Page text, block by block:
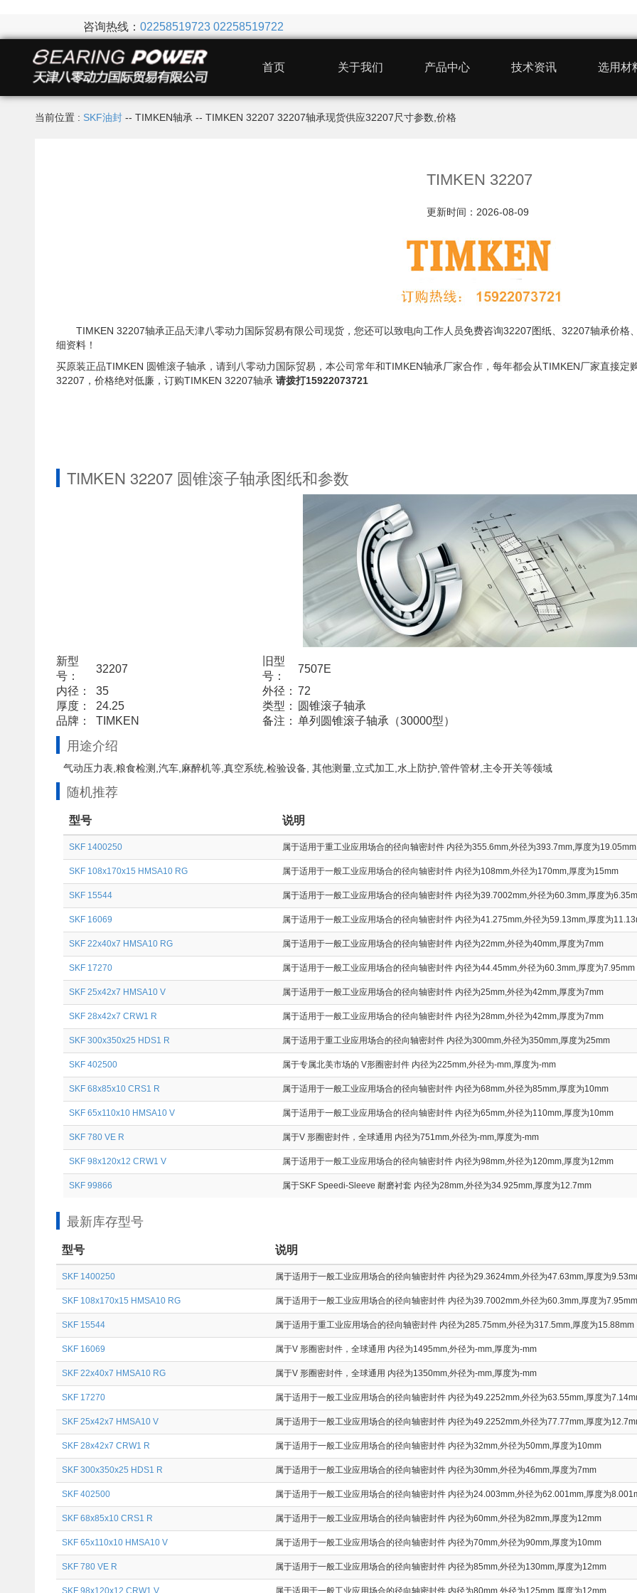
咨询热线： 02258519723 02258519722
首页 关于我们 产品中心 技术资讯 选用材
当前位置 : SKF油封-- TIMKEN轴承 -- TIMKEN 32207 32207轴承现货供应32207尺寸参数,价格
TIMKEN 32207
更新时间：2026-08-09
TIMKEN 32207轴承正品天津八零动力国际贸易有限公司现货，您还可以致电向工作人员免费咨询32207图纸、32207轴承价
细资料！
买原装正品TIMKEN 圆锥滚子轴承，请到八零动力国际贸易，本公司常年和TIMKEN轴承厂家合作，每年都会从TIMKEN厂家直接
32207，价格绝对低廉，订购TIMKEN 32207轴承 请拨打15922073721
TIMKEN 32207 圆锥滚子轴承图纸和参数
新型
号：
32207
旧型
号：
7507E
内径：
35 外径： 72
厚度：
24.25 类型：
圆锥滚子轴承
品牌：
TIMKEN 备注： 单列圆锥滚子轴承（30000型）
用途介绍
气动压力表,粮食检测,汽车,麻醉机等,真空系统,检验设备, 其他测量,立式加工,水上防护,管件管材,主令开关等领域
随机推荐
型号 说明
SKF 1400250 属于适用于重工业应用场合的径向轴密封件 内径为355.6mm,外径为393.7mm,厚度为19.05mm
SKF 108x170x15 HMSA10 RG 属于适用于一般工业应用场合的径向轴密封件 内径为108mm,外径为170mm,厚度为15mm
SKF 15544 属于适用于一般工业应用场合的径向轴密封件 内径为39.7002mm,外径为60.3mm,厚度为
SKF 16069 属于适用于一般工业应用场合的径向轴密封件 内径为41.275mm,外径为59.13mm,厚度为
SKF 22x40x7 HMSA10 RG 属于适用于一般工业应用场合的径向轴密封件 内径为22mm,外径为40mm,厚度为7mm
SKF 17270 属于适用于一般工业应用场合的径向轴密封件 内径为44.45mm,外径为60.3mm,厚度为7.95mm
SKF 25x42x7 HMSA10 V 属于适用于一般工业应用场合的径向轴密封件 内径为25mm,外径为42mm,厚度为7mm
SKF 28x42x7 CRW1 R 属于适用于一般工业应用场合的径向轴密封件 内径为28mm,外径为42mm,厚度为7mm
SKF 300x350x25 HDS1 R 属于适用于重工业应用场合的径向轴密封件 内径为300mm,外径为350mm,厚度为25mm
SKF 402500 属于专属北美市场的 V形圈密封件 内径为225mm,外径为-mm,厚度为-mm
SKF 68x85x10 CRS1 R 属于适用于一般工业应用场合的径向轴密封件 内径为68mm,外径为85mm,厚度为10mm
SKF 65x110x10 HMSA10 V 属于适用于一般工业应用场合的径向轴密封件 内径为65mm,外径为110mm,厚度为10mm
SKF 780 VE R 属于V 形圈密封件，全球通用 内径为751mm,外径为-mm,厚度为-mm
SKF 98x120x12 CRW1 V 属于适用于一般工业应用场合的径向轴密封件 内径为98mm,外径为120mm,厚度为12mm
SKF 99866 属于SKF Speedi-Sleeve 耐磨衬套 内径为28mm,外径为34.925mm,厚度为12.7mm
最新库存型号
型号 说明
SKF 1400250 属于适用于一般工业应用场合的径向轴密封件 内径为29.3624mm,外径为47.63mm,厚度为
SKF 108x170x15 HMSA10 RG 属于适用于一般工业应用场合的径向轴密封件 内径为39.7002mm,外径为60.3mm,厚度为7.95mm
SKF 15544 属于适用于重工业应用场合的径向轴密封件 内径为285.75mm,外径为317.5mm,厚度为15.88mm
SKF 16069 属于V 形圈密封件，全球通用 内径为1495mm,外径为-mm,厚度为-mm
SKF 22x40x7 HMSA10 RG 属于V 形圈密封件，全球通用 内径为1350mm,外径为-mm,厚度为-mm
SKF 17270 属于适用于一般工业应用场合的径向轴密封件 内径为49.2252mm,外径为63.55mm,厚度为
SKF 25x42x7 HMSA10 V 属于适用于一般工业应用场合的径向轴密封件 内径为49.2252mm,外径为77.77mm,厚度为
SKF 28x42x7 CRW1 R 属于适用于一般工业应用场合的径向轴密封件 内径为32mm,外径为50mm,厚度为10mm
SKF 300x350x25 HDS1 R 属于适用于一般工业应用场合的径向轴密封件 内径为30mm,外径为46mm,厚度为7mm
SKF 402500 属于适用于一般工业应用场合的径向轴密封件 内径为24.003mm,外径为62.001mm,厚度为
SKF 68x85x10 CRS1 R 属于适用于一般工业应用场合的径向轴密封件 内径为60mm,外径为82mm,厚度为12mm
SKF 65x110x10 HMSA10 V 属于适用于一般工业应用场合的径向轴密封件 内径为70mm,外径为90mm,厚度为10mm
SKF 780 VE R 属于适用于一般工业应用场合的径向轴密封件 内径为85mm,外径为130mm,厚度为12mm
SKF 98x120x12 CRW1 V 属于适用于一般工业应用场合的径向轴密封件 内径为80mm,外径为125mm,厚度为12mm